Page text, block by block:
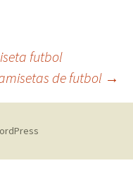
futbol
de futbol →